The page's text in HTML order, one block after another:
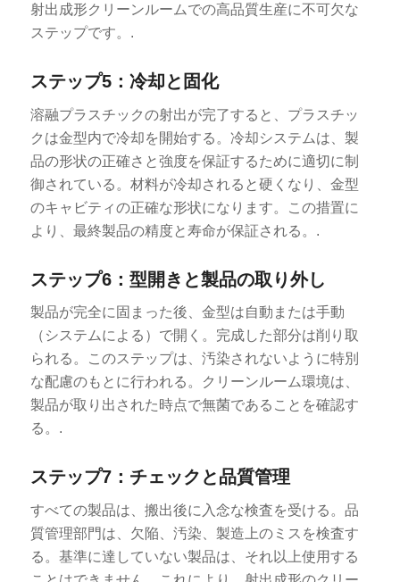
射出成形クリーンルームでの高品質生産に不可欠な
ステップです。.
ステップ5：冷却と固化
溶融プラスチックの射出が完了すると、プラスチッ
クは金型内で冷却を開始する。冷却システムは、製
品の形状の正確さと強度を保証するために適切に制
御されている。材料が冷却されると硬くなり、金型
のキャビティの正確な形状になります。この措置に
より、最終製品の精度と寿命が保証される。.
ステップ6：型開きと製品の取り外し
製品が完全に固まった後、金型は自動または手動
（システムによる）で開く。完成した部分は削り取
られる。このステップは、汚染されないように特別
な配慮のもとに行われる。クリーンルーム環境は、
製品が取り出された時点で無菌であることを確認す
る。.
ステップ7：チェックと品質管理
すべての製品は、搬出後に入念な検査を受ける。品
質管理部門は、欠陥、汚染、製造上のミスを検査す
る。基準に達していない製品は、それ以上使用する